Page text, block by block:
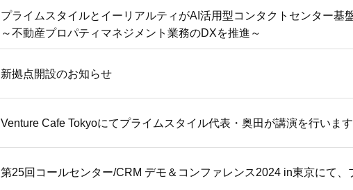
～不動産プロパティマネジメント業務のDXを推進～
新拠点開設のお知らせ
Venture Cafe Tokyoにてプライムスタイル代表・奥田が講演を行います